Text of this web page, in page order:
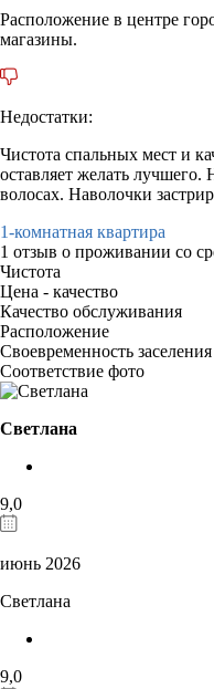
Расположение в центре
магазины.
Недостатки:
Чистота спальных мест и
оставляет желать
волосах. Наволочки
1-комнатная квартира
1 отзыв о проживании со
Чистота
Цена - качество
Качество обслуживания
Расположение
Своевременность заселения
Соответствие фото
Светлана
9,0
июнь 2026
Светлана
9,0